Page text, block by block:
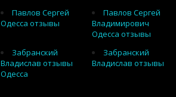
Павлов Сергей
Одесса отзывы
Павлов Сергей
Владимирович
Одесса отзывы
Забранский
Владислав отзывы
Одесса
Забранский
Владислав отзывы